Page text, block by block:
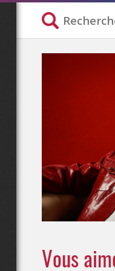
Vous